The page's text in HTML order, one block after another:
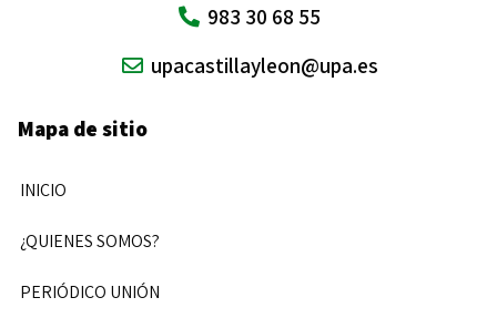
983 30 68 55
upacastillayleon@upa.es
Mapa de sitio
INICIO
¿QUIENES SOMOS?
PERIÓDICO UNIÓN